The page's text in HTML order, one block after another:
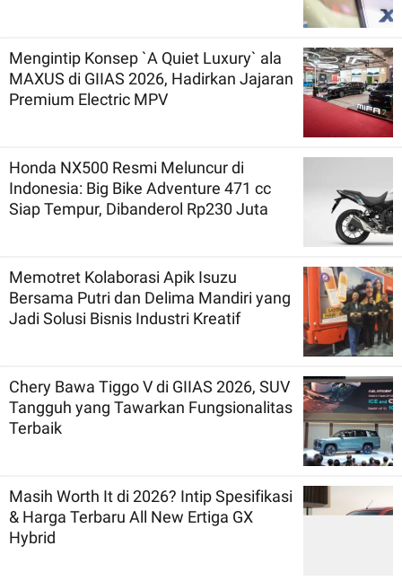
Mengintip Konsep `A Quiet Luxury` ala
MAXUS di GIIAS 2026, Hadirkan Jajaran
Premium Electric MPV
Honda NX500 Resmi Meluncur di
Indonesia: Big Bike Adventure 471 cc
Siap Tempur, Dibanderol Rp230 Juta
Memotret Kolaborasi Apik Isuzu
Bersama Putri dan Delima Mandiri yang
Jadi Solusi Bisnis Industri Kreatif
Chery Bawa Tiggo V di GIIAS 2026, SUV
Tangguh yang Tawarkan Fungsionalitas
Terbaik
Masih Worth It di 2026? Intip Spesifikasi
& Harga Terbaru All New Ertiga GX
Hybrid